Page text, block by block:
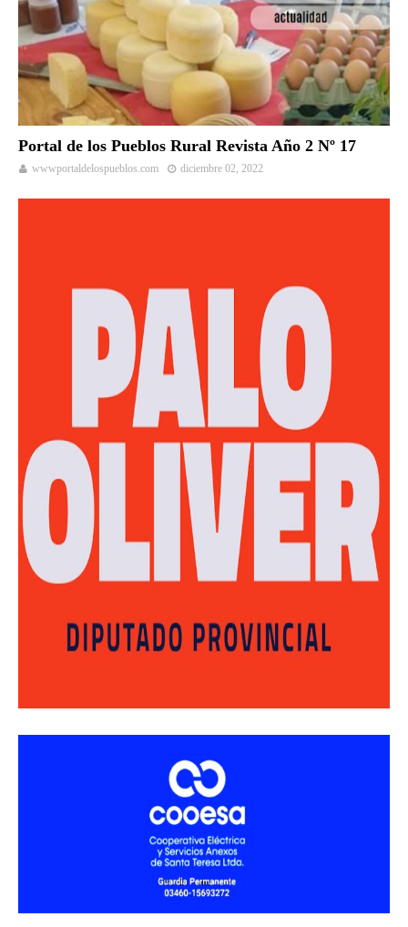
Portal de los Pueblos Rural Revista Año 2 Nº 17
wwwportaldelospueblos.com diciembre 02, 2022